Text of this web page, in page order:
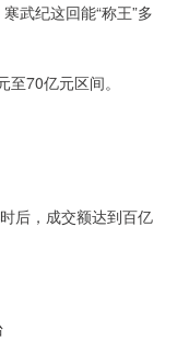
武纪这回能“称王”多
70亿元区间。
后，成交额达到百亿